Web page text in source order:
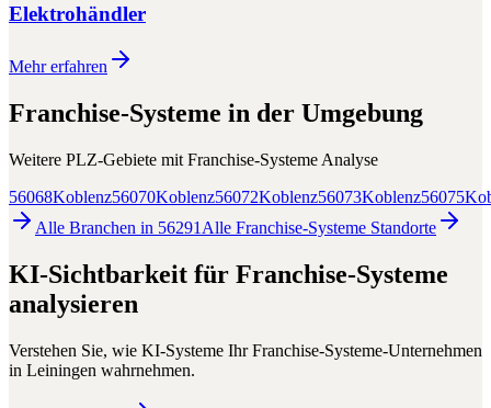
Elektrohändler
Mehr erfahren
Franchise-Systeme in der Umgebung
Weitere PLZ-Gebiete mit Franchise-Systeme Analyse
56068Koblenz56070Koblenz56072Koblenz56073Koblenz56075
Alle Branchen in 56291 Alle Franchise-Systeme Standorte
KI-Sichtbarkeit für Franchise-Systeme
analysieren
Verstehen Sie, wie KI-Systeme IhrFranchise-Systeme-Unternehmen
in Leiningen wahrnehmen.